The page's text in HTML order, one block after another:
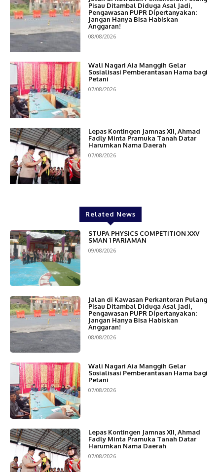
Pisau Ditambal Diduga Asal Jadi,
Pengawasan PUPR Dipertanyakan:
Jangan Hanya Bisa Habiskan
Anggaran!
08/08/2026
Wali Nagari Aia Manggih Gelar
Sosialisasi Pemberantasan Hama bagi
Petani
07/08/2026
Lepas Kontingen Jamnas XII, Ahmad
Fadly Minta Pramuka Tanah Datar
Harumkan Nama Daerah
07/08/2026
Related News
STUPA PHYSICS COMPETITION XXV
SMAN 1 PARIAMAN
09/08/2026
Jalan di Kawasan Perkantoran Pulang
Pisau Ditambal Diduga Asal Jadi,
Pengawasan PUPR Dipertanyakan:
Jangan Hanya Bisa Habiskan
Anggaran!
08/08/2026
Wali Nagari Aia Manggih Gelar
Sosialisasi Pemberantasan Hama bagi
Petani
07/08/2026
Lepas Kontingen Jamnas XII, Ahmad
Fadly Minta Pramuka Tanah Datar
Harumkan Nama Daerah
07/08/2026